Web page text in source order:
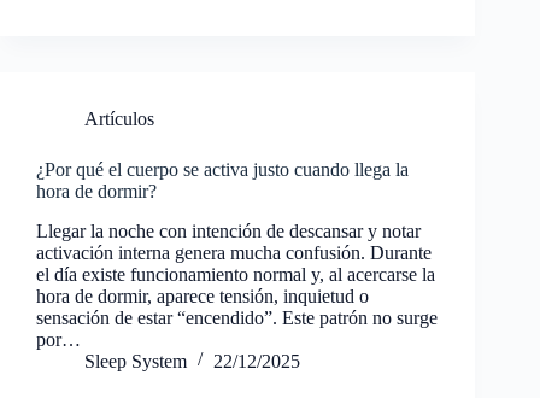
Artículos
¿Por qué el cuerpo se activa justo cuando llega la
hora de dormir?
Llegar la noche con intención de descansar y notar
activación interna genera mucha confusión. Durante
el día existe funcionamiento normal y, al acercarse la
hora de dormir, aparece tensión, inquietud o
sensación de estar “encendido”. Este patrón no surge
por…
Sleep System
22/12/2025